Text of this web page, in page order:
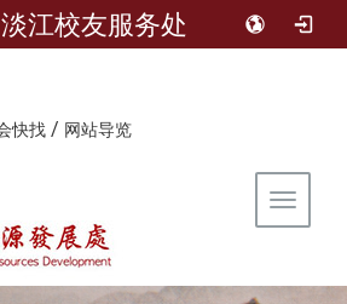
淡江校友服务处
快找 / 网站导览
Toggle